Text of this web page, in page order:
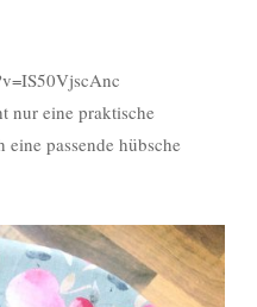
nur eine praktische
passende hübsche